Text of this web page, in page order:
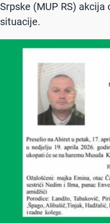
Srpske (MUP RS)
situacije.